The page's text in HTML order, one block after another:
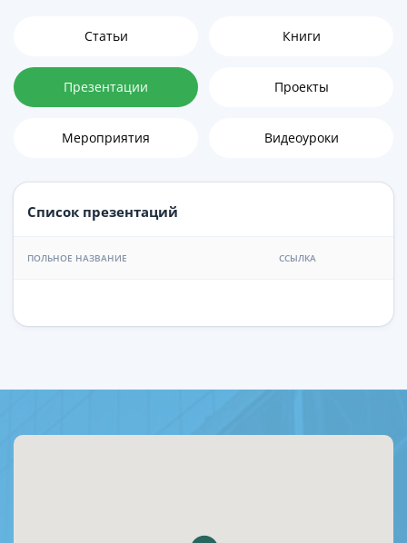
Статьи Книги
Презентации Проекты
Мероприятия Видеоуроки
Список презентаций
ПОЛЬНОЕ НАЗВАНИЕ ССЫЛКА